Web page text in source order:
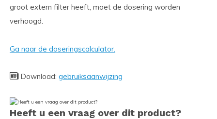
groot extern filter heeft, moet de dosering worden
verhoogd.
Ga naar de doseringscalculator.
Download: gebruiksaanwijzing
Heeft u een vraag over dit product?